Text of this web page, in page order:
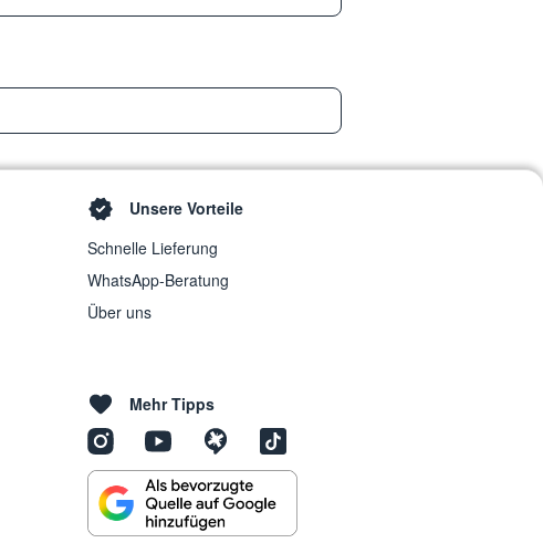
Unsere Vorteile
Schnelle Lieferung
WhatsApp-Beratung
Über uns
Mehr Tipps